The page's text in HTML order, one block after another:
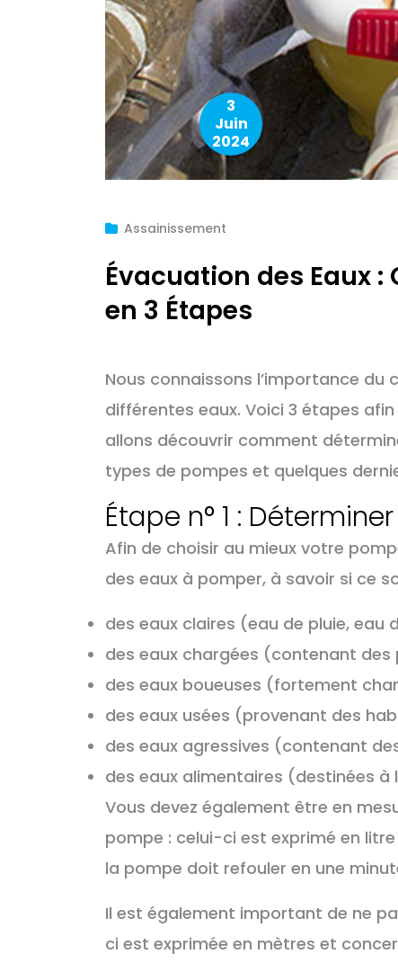
Assainissement
3
Juin
2024
Évacuation des Eaux
en 3 Étapes
Nous connaissons l’importance du
différentes eaux. Voici 3 étapes
allons découvrir comment
types de pompes et quelques
Étape n° 1 :
Afin de choisir au mieux votre
des eaux à pomper, à savoir si ce
des eaux claires (eau de pluie,
des eaux chargées (contenant des
des eaux boueuses (fortement
des eaux usées (provenant des
des eaux agressives (contenant
des eaux alimentaires (destinées
Vous devez également être en
pompe : celui-ci est exprimé en
la pompe doit refouler en une
Il est également important de ne
ci est exprimée en mètres et